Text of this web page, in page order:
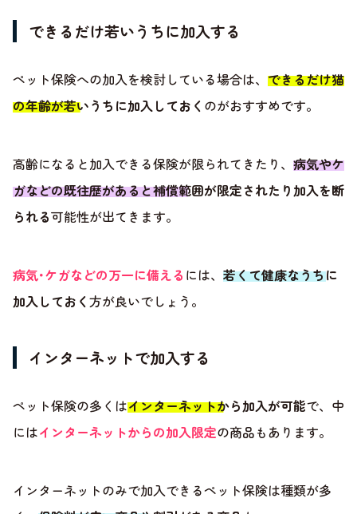
できるだけ若いうちに加入する
ペット保険への加入を検討している場合は、 できるだけ猫
の年齢が若いうちに加入しておく のがおすすめです。
高齢になると加入できる保険が限られてきたり、 病気やケ
ガなどの既往歴があると補償範囲が限定されたり加入を断
られる可能性が出てきます。
病気･ケガなどの万一に備える には、 若くて健康なうちに
加入しておく 方が良いでしょう。
インターネットで加入する
ペット保険の多くはインターネットから加入が可能で、中
にはインターネットからの加入限定の商品もあります。
インターネットのみで加入できるペット保険は種類が多